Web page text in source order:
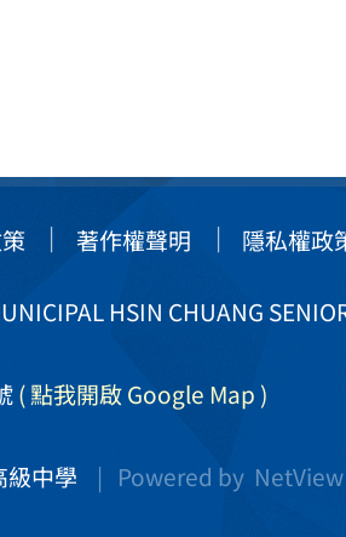
著作權聲明 隱私權政
HSIN CHUANG
( 點我開啟 Google Map )
級中學 | Powered by NetView